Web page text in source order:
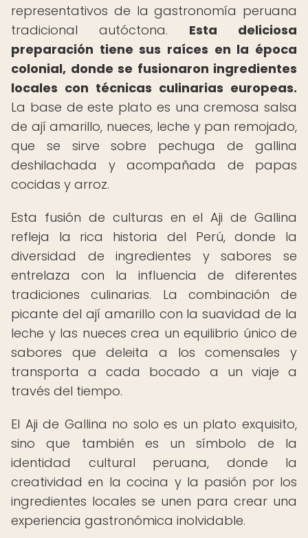
representativos de la gastronomía peruana
tradicional autóctona. Esta deliciosa
preparación tiene sus raíces en la época
colonial, donde se fusionaron ingredientes
locales con técnicas culinarias europeas.
La base de este plato es una cremosa salsa
de ají amarillo, nueces, leche y pan remojado,
que se sirve sobre pechuga de gallina
deshilachada y acompañada de papas
cocidas y arroz.
Esta fusión de culturas en el Aji de Gallina
refleja la rica historia del Perú, donde la
diversidad de ingredientes y sabores se
entrelaza con la influencia de diferentes
tradiciones culinarias. La combinación de
picante del ají amarillo con la suavidad de la
leche y las nueces crea un equilibrio único de
sabores que deleita a los comensales y
transporta a cada bocado a un viaje a
través del tiempo.
El Aji de Gallina no solo es un plato exquisito,
sino que también es un símbolo de la
identidad cultural peruana, donde la
creatividad en la cocina y la pasión por los
ingredientes locales se unen para crear una
experiencia gastronómica inolvidable.